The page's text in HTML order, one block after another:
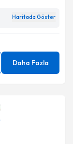
Haritada Göster
Daha Fazla